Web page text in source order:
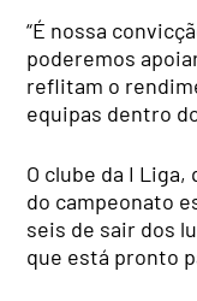
“É nossa
poderemos
reflitam o
equipas dentro
O clube da I
do campeonato
seis de sair dos
que está pronto